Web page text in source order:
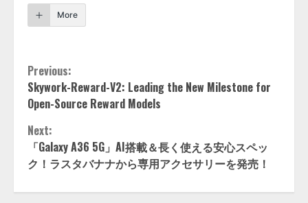
More
Continue
Reading
Previous:
Skywork-Reward-V2: Leading the New Milestone for
Open-Source Reward Models
Next:
「Galaxy A36 5G」AI搭載＆長く使える安心スペッ
ク！ラスタバナナから専用アクセサリーを発売！